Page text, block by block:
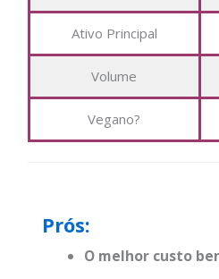
Ativo Principal
Volume
Vegano?
Prós:
O melhor custo